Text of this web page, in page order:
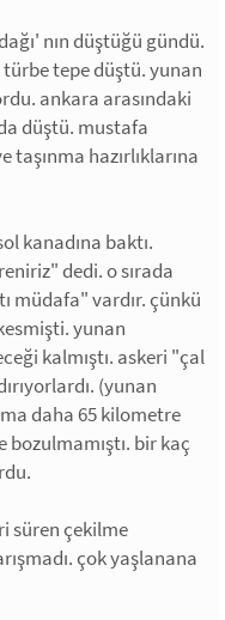
nın düştüğü gündü.
tepe düştü. yunan
ankara arasındaki
düştü. mustafa
hazırlıklarına
kanadına baktı.
dedi. o sırada
müdafa" vardır. çünkü
yunan
kalmıştı. askeri "çal
(yunan
daha 65 kilometre
bir kaç
süren çekilme
çok yaşlanana